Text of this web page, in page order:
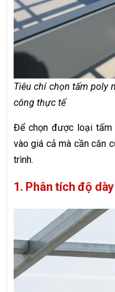
Tiêu chí chọn tấm poly
công thực tế
Để chọn được loại tấm
vào giá cả mà cần căn
trình.
1. Phân tích độ